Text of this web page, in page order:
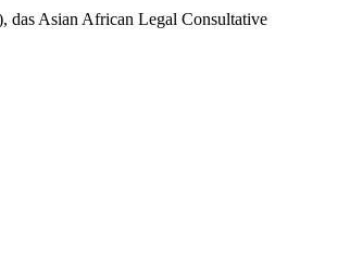
das Asian African Legal Consultative